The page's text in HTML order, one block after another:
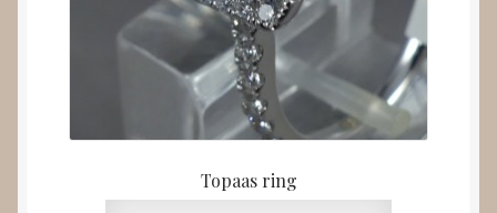
Topaas ring